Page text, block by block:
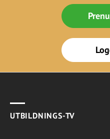
UTBILDNINGS-TV